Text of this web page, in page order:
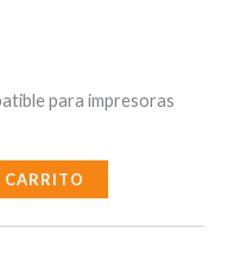
para impresoras